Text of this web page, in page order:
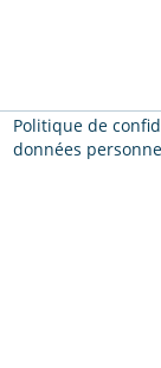
Politique de
données